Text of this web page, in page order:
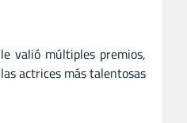
valió múltiples premios,
actrices más talentosas